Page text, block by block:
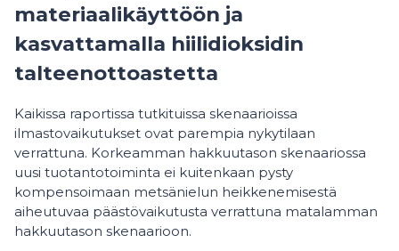
materiaalikäyttöön ja
kasvattamalla hiilidioksidin
talteenottoastetta
Kaikissa raportissa tutkituissa skenaarioissa
ilmastovaikutukset ovat parempia nykytilaan
verrattuna. Korkeamman hakkuutason skenaariossa
uusi tuotantotoiminta ei kuitenkaan pysty
kompensoimaan metsänielun heikkenemisestä
aiheutuvaa päästövaikutusta verrattuna matalamman
hakkuutason skenaarioon.